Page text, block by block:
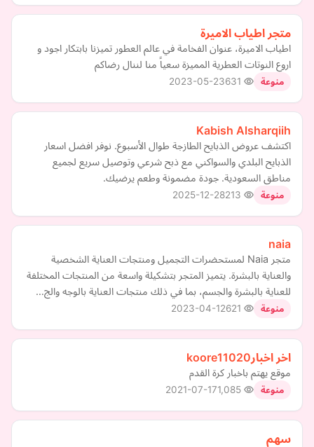
متجر اطياب الاميرة
اطياب الاميرة، عنوان الفخامة في عالم العطور تميزنا بابتكار اجود و
اروع النوتات العطرية المميزة سعياً منا لننال رضاكم
منوعة 2023-05-23
Kabish Alsharqiih
اكتشف عروض الذبايح الطازجة طوال الأسبوع. نوفر افضل اسعار
الذبايح البلدي والسواكني مع ذبح شرعي وتوصيل سريع لجميع
مناطق السعودية. جودة مضمونة وطعم يرضيك.
منوعة 2025-12-28
naia
متجر Naia لمستحضرات التجميل ومنتجات العناية الشخصية
والعناية بالبشرة. يتميز المتجر بتشكيلة واسعة من المنتجات المختلفة
للعناية بالبشرة والجسم، بما في ذلك منتجات العناية بالوجه والج…
منوعة 2023-04-12
اخر اخبارkoore11020
موقع يهتم باخبار كرة القدم
منوعة 2021-07-17
سهم